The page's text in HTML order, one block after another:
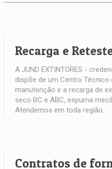
Recarga e
A JUND EXTINTORES -
dispõe de um Centro
manutenção e a recarga de
seco BC e ABC, espuma
Atendemos em toda região.
Contratos de